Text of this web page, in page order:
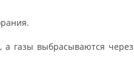
а газы выбрасываются через